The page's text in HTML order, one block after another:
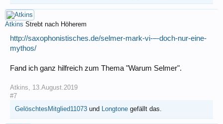
Atkins Strebt nach Höherem
http://saxophonistisches.de/selmer-mark-vi-–-doch-nur-eine-
mythos/
Fand ich ganz hilfreich zum Thema "Warum Selmer".
Atkins
13.August.2019
#7
GelöschtesMitglied11073 und Longtone gefällt das.